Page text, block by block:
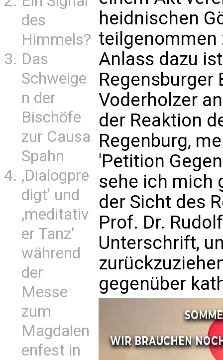
des
Himmels?
Das
Schweige
n der
Bischöfe
zur Causa
Spahn
‚Dialogpre
digt‘ und
‚meditativ
er Tanz’
während
der
Messe
zum
Magdalen
enfest in
heidnischen
teilgenommen
Anlass dazu
Regensburger
Voderholzer
der Reaktion
Regenburg,
'Petition
sehe ich mich
der Sicht des
Prof. Dr.
Unterschrift,
gegenüber